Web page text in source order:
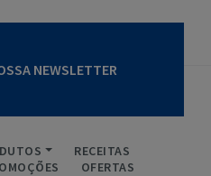
NEWSLETTER
RECEITAS
OFERTAS